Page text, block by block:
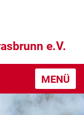
e.V.
MENÜ